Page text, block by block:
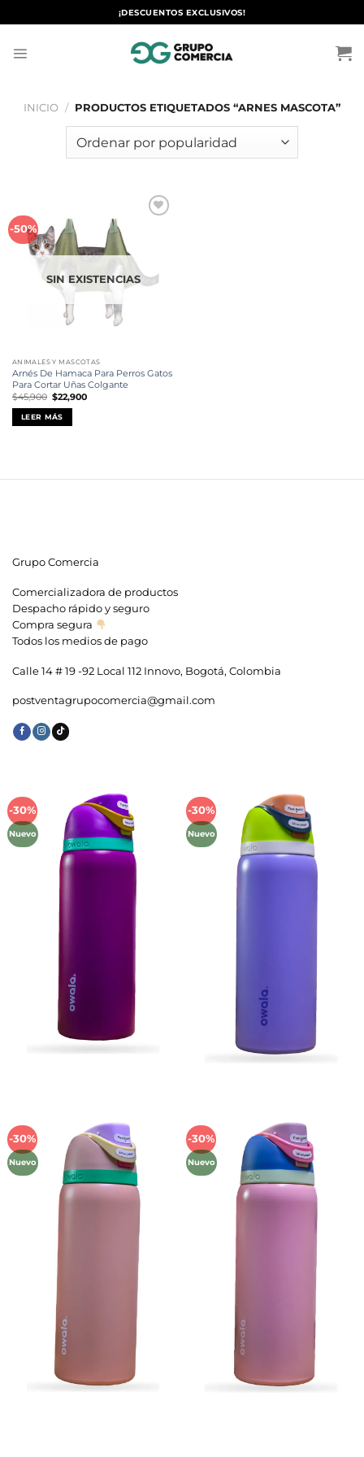
al
¡DESCUENTOS EXCLUSIVOS!
INICIO / PRODUCTOS ETIQUETADOS “ARNES MASCOTA”
-50%
SIN EXISTENCIAS
ANIMALES Y MASCOTAS
Arnés De Hamaca Para Perros Gatos
Para Cortar Uñas Colgante
$45,900 El
precio
original
era:
$45,900.
$22,900El
LEER MÁS
Grupo Comercia
Comercializadora de productos
Despacho rápido y seguro
Compra segura
Todos los medios de pago
Calle 14 # 19 -92 Local 112 Innovo, Bogotá, Colombia
postventagrupocomercia@gmail.com
-30%
Nuevo
Añadir
lista de
deseos
-30%
Nuevo
Añadir
lista de
deseos
-30%
Nuevo
Añadir
lista de
deseos
-30%
Nuevo
Añadir
lista de
deseos